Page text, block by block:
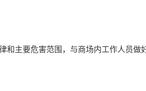
主要危害范围，与商场内工作人员做